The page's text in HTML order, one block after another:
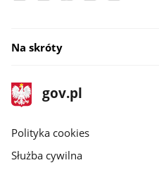
Na skróty
stopka
gov.pl
Strona
gov.pl
gov.pl
Polityka cookies
Służba cywilna